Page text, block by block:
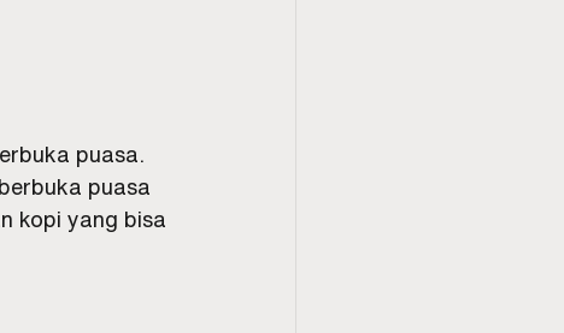
puasa.
puasa
kopi yang bisa